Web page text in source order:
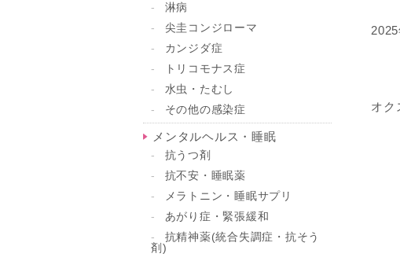
オク
淋病
尖圭コンジローマ
カンジダ症
トリコモナス症
水虫・たむし
その他の感染症
メンタルヘルス・睡眠
抗うつ剤
抗不安・睡眠薬
メラトニン・睡眠サプリ
あがり症・緊張緩和
抗精神薬(統合失調症・抗そう
剤)